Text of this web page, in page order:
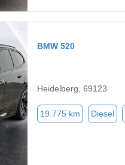
BMW 520
Heidelberg, 69123
19.775 km Diesel